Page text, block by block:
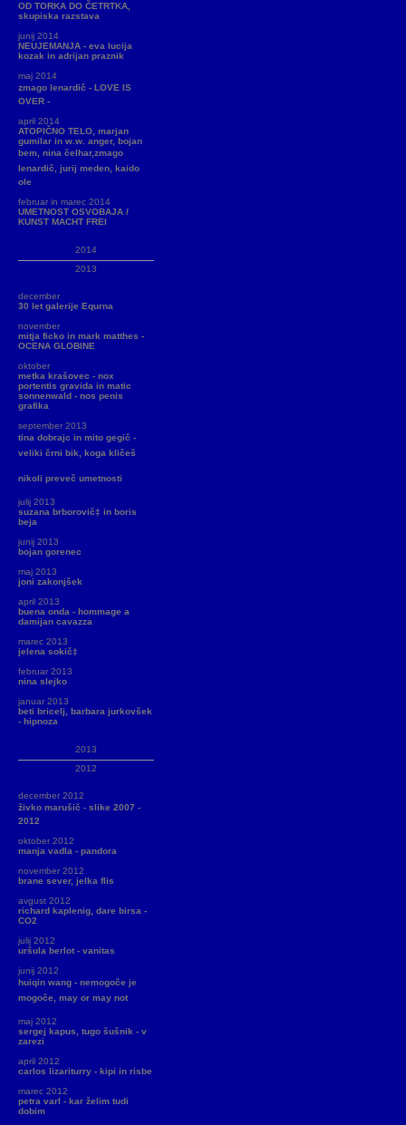
OD TORKA DO ČETRTKA,
skupiska razstava
junij 2014
NEUJEMANJA - eva lucija
kozak in adrijan praznik
maj 2014
zmago lenardič - LOVE IS
OVER -
april 2014
ATOPIČNO TELO, marjan
gumilar in w.w. anger, bojan
bem, nina čelhar,zmago
lenardič, jurij meden, kaido
ole
februar in marec 2014
UMETNOST OSVOBAJA /
KUNST MACHT FREI
2014
2013
december
30 let galerije Equrna
november
mitja ficko in mark matthes -
OCENA GLOBINE
oktober
metka krašovec - nox
portentis gravida in matic
sonnenwald - nos penis
grafika
september 2013
tina dobrajc in mito gegič -
veliki črni bik, koga kličeš
nikoli preveč umetnosti
julij 2013
suzana brborovič‡ in boris
beja
junij 2013
bojan gorenec
maj 2013
joni zakonjšek
april 2013
buena onda - hommage a
damijan cavazza
marec 2013
jelena sokič‡
februar 2013
nina slejko
januar 2013
beti bricelj, barbara jurkovšek
- hipnoza
2013
2012
december 2012
živko marušič - slike 2007 -
2012
oktober 2012
manja vadla - pandora
november 2012
brane sever, jelka flis
avgust 2012
richard kaplenig, dare birsa -
CO2
julij 2012
uršula berlot - vanitas
junij 2012
huiqin wang - nemogoče je
mogoče, may or may not
maj 2012
sergej kapus, tugo šušnik - v
zarezi
april 2012
carlos lizariturry - kipi in risbe
marec 2012
petra varl - kar želim tudi
dobim